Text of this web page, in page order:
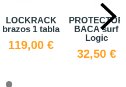
PROTECTOR
BACA surf
32,50 €
Leash 10
29,90